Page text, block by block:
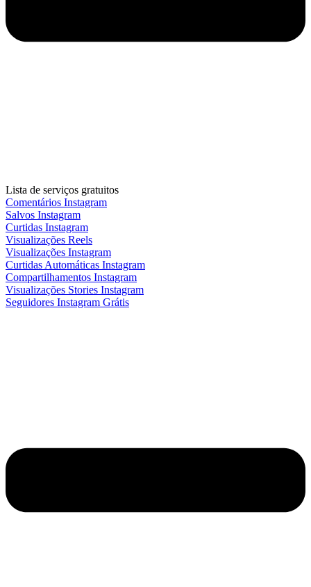
Lista de serviços gratuitos
Comentários Instagram
Salvos Instagram
Curtidas Instagram
Visualizações Reels
Visualizações Instagram
Curtidas Automáticas Instagram
Compartilhamentos Instagram
Visualizações Stories Instagram
Seguidores Instagram Grátis